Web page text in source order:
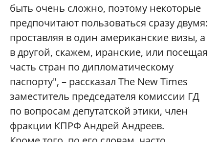
быть очень сложно, поэтому некоторые
предпочитают пользоваться сразу двумя:
проставляя в один американские визы, а
в другой, скажем, иранские, или посещая
часть стран по дипломатическому
паспорту", – рассказал The New Times
заместитель председателя комиссии ГД
по вопросам депутатской этики, член
фракции КПРФ Андрей Андреев.